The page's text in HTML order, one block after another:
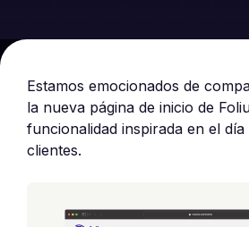
Estamos emocionados de
la nueva página de inicio de
funcionalidad inspirada en el
clientes.